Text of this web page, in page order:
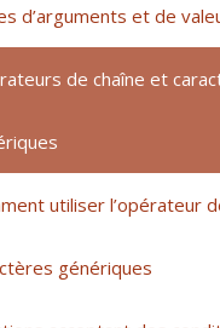
d’arguments et de
de chaîne et
utiliser l’opérateur
génériques